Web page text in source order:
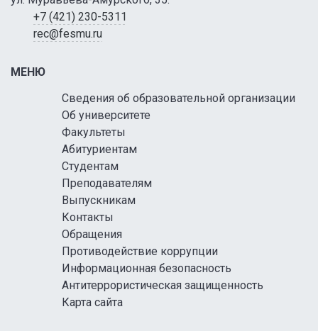
+7 (421) 230-5311
rec@fesmu.ru
МЕНЮ
Сведения об образовательной организации
Об университете
Факультеты
Абитуриентам
Студентам
Преподавателям
Выпускникам
Контакты
Обращения
Противодействие коррупции
Информационная безопасность
Антитеррористическая защищенность
Карта сайта